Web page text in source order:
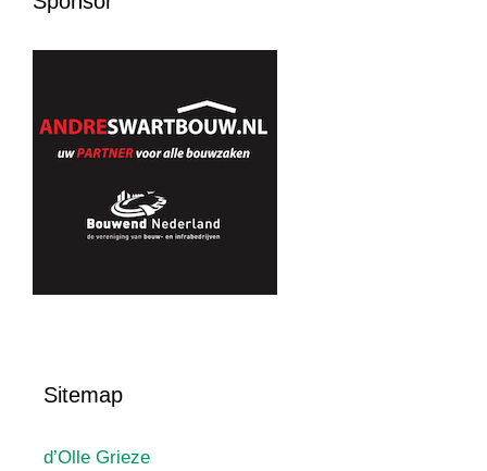
Sitemap
d’Olle Grieze